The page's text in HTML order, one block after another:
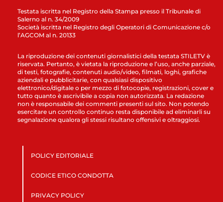
Testata iscritta nel Registro della Stampa presso il Tribunale di
Salerno al n. 34/2009
Società iscritta nel Registro degli Operatori di Comunicazione c/o
l’AGCOM al n. 20133
La riproduzione dei contenuti giornalistici della testata STILETV è
riservata. Pertanto, è vietata la riproduzione e l’uso, anche parziale,
di testi, fotografie, contenuti audio/video, filmati, loghi, grafiche
aziendali e pubblicitarie, con qualsiasi dispositivo
elettronico/digitale o per mezzo di fotocopie, registrazioni, cover e
tutto quanto è ascrivibile a copia non autorizzata. La redazione
non è responsabile dei commenti presenti sul sito. Non potendo
esercitare un controllo continuo resta disponibile ad eliminarli su
segnalazione qualora gli stessi risultano offensivi e oltraggiosi.
POLICY EDITORIALE
CODICE ETICO CONDOTTA
PRIVACY POLICY